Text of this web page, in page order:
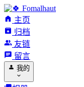
Fomalhaut
主页
归档
友链
留言
我的